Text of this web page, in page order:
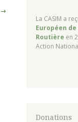
→
La CASIM a
Européen
Routière en
Action
Donations